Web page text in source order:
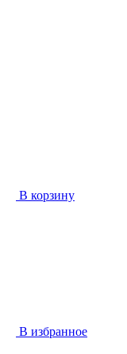
В корзину
В избранное